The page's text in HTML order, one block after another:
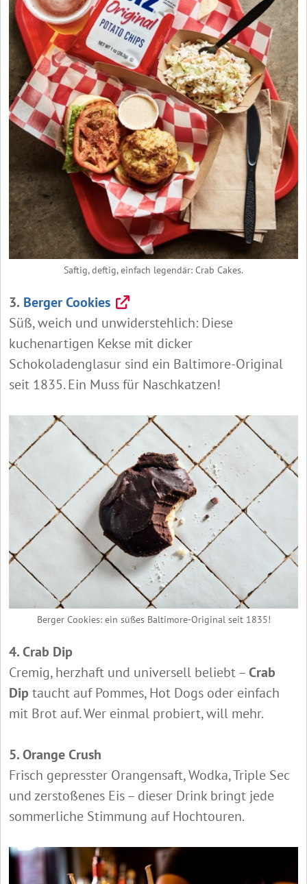
Saftig, deftig, einfach legendär: Crab Cakes.
3. Berger Cookies
Süß, weich und unwiderstehlich: Diese
kuchenartigen Kekse mit dicker
Schokoladenglasur sind ein Baltimore‑Original
seit 1835. Ein Muss für Naschkatzen!
Berger Cookies: ein süßes Baltimore-Original seit 1835!
4. Crab Dip
Cremig, herzhaft und universell beliebt –Crab
Dip taucht auf Pommes, Hot Dogs oder einfach
mit Brot auf. Wer einmal probiert, will mehr.
5. Orange Crush
Frisch gepresster Orangensaft, Wodka, Triple Sec
und zerstoßenes Eis – dieser Drink bringt jede
sommerliche Stimmung auf Hochtouren.